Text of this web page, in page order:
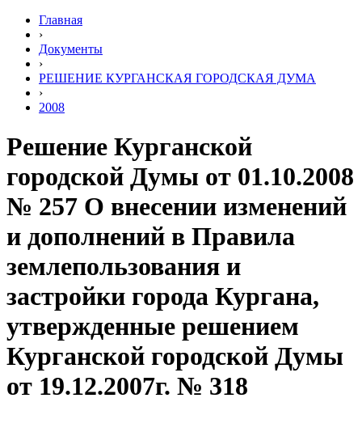
Главная
›
Документы
›
РЕШЕНИЕ КУРГАНСКАЯ ГОРОДСКАЯ ДУМА
›
2008
Решение Курганской
городской Думы от 01.10.2008
№ 257 О внесении изменений
и дополнений в Правила
землепользования и
застройки города Кургана,
утвержденные решением
Курганской городской Думы
от 19.12.2007г. № 318